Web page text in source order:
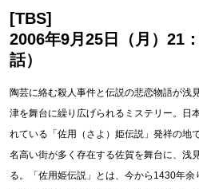
[TBS]
2006年9月25日（月）21
話）
陶芸に絡む殺人事件と伝説の悲恋物語が浅
津を舞台に繰り広げられるミステリー。日
れている「佐用（さよ）姫伝説」発祥の地
名高い街が多く存在する佐賀を舞台に、浅
る。「佐用姫伝説」とは、今から1430年